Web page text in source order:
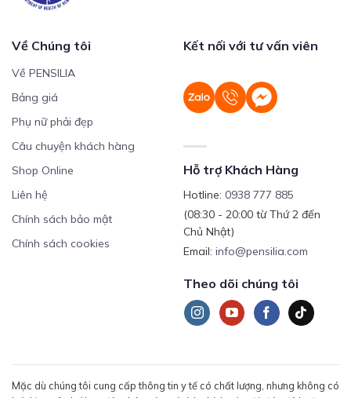
Về Chúng tôi
Về PENSILIA
Bảng giá
Phụ nữ phải đẹp
Câu chuyện khách hàng
Shop Online
Liên hệ
Chính sách bảo mật
Chính sách cookies
Kết nối với tư vấn viên
Hỗ trợ Khách Hàng
Hotline: 0938 777 885
(08:30 - 20:00 từ Thứ 2 đến
Chủ Nhật)
Email: info@pensilia.com
Theo dõi chúng tôi
Mặc dù chúng tôi cung cấp thông tin y tế có chất lượng, nhưng không có